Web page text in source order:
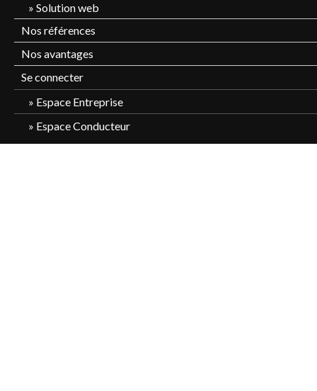
Solution web
Nos références
Nos avantages
Se connecter
Espace Entreprise
Espace Conducteur